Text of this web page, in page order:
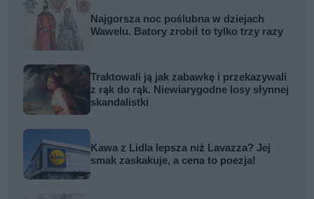
Najgorsza noc poślubna w dziejach
Wawelu. Batory zrobił to tylko trzy razy
Traktowali ją jak zabawkę i przekazywali
z rąk do rąk. Niewiarygodne losy słynnej
skandalistki
Kawa z Lidla lepsza niż Lavazza? Jej
smak zaskakuje, a cena to poezja!